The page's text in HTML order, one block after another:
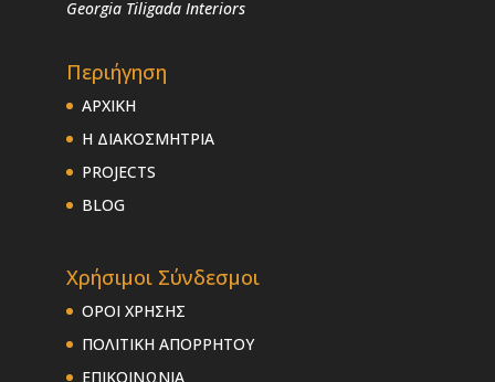
Georgia Tiligada Interiors
Περιήγηση
ΑΡΧΙΚΗ
Η ΔΙΑΚΟΣΜΗΤΡΙΑ
PROJECTS
BLOG
Χρήσιμοι Σύνδεσμοι
ΟΡΟΙ ΧΡΗΣΗΣ
ΠΟΛΙΤΙΚΗ ΑΠΟΡΡΗΤΟΥ
ΕΠΙΚΟΙΝΩΝΙΑ